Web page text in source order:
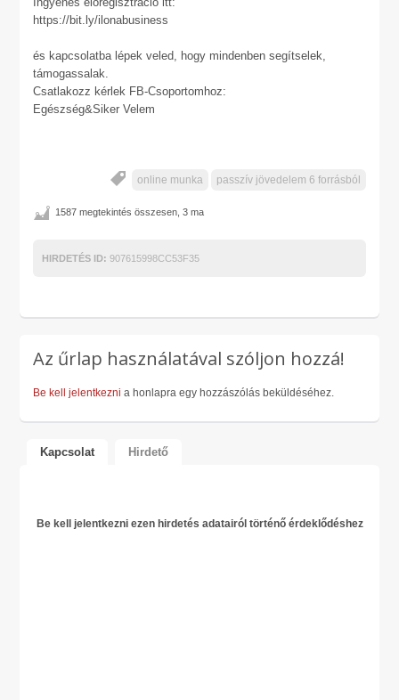
https://bit.ly/ilonabusiness
és kapcsolatba lépek veled, hogy mindenben segítselek,
támogassalak.
Csatlakozz kérlek FB-Csoportomhoz:
Egészség&Siker Velem
online munka passzív jövedelem 6 forrásból
1587 megtekintés összesen, 3 ma
HIRDETÉS ID:907615998CC53F35
Az űrlap használatával szóljon hozzá!
Be kell jelentkezni a honlapra egy hozzászólás beküldéséhez.
Kapcsolat Hirdető
Be kell jelentkezni ezen hirdetés adatairól történő érdeklődéshez